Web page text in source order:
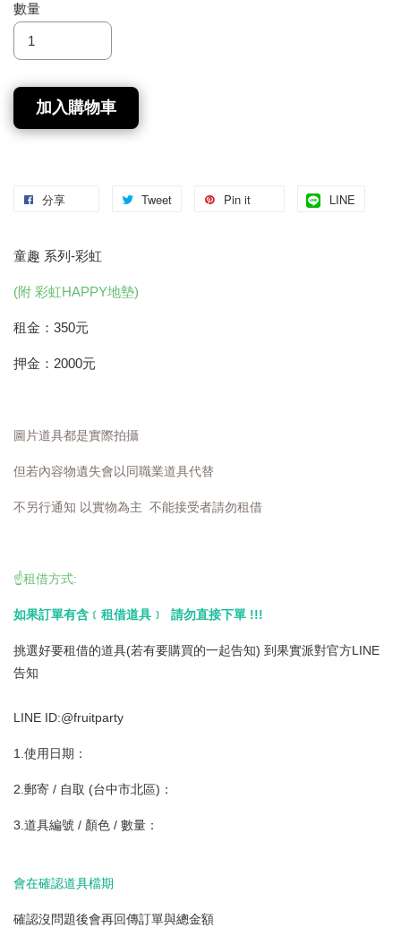
數量
加入購物車
分享 Tweet Pin it LINE
童趣 系列-彩虹
(附 彩虹HAPPY地墊)
租金：350元
押金：2000元
圖片道具都是實際拍攝
但若內容物遺失會以同職業道具代替
不另行通知 以實物為主 不能接受者請勿租借
☝️租借方式:
如果訂單有含﹝租借道具﹞ 請勿直接下單 !!!
挑選好要租借的道具(若有要購買的一起告知) 到果實派對官方LINE
告知
LINE ID:@fruitparty
1.使用日期：
2.郵寄 / 自取 (台中市北區)：
3.道具編號 / 顏色 / 數量：
會在確認道具檔期
確認沒問題後會再回傳訂單與總金額